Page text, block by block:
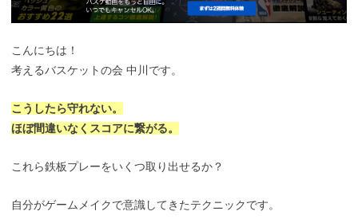
こんにちは！
考えるバスケットの会 中川です。
こうしたら守れない。
ほぼ間違いなくスコアに繋がる。
これら鉄板プレーをいくつ取り出せるか？
自分がゲームメイクで意識してきたテクニックです。